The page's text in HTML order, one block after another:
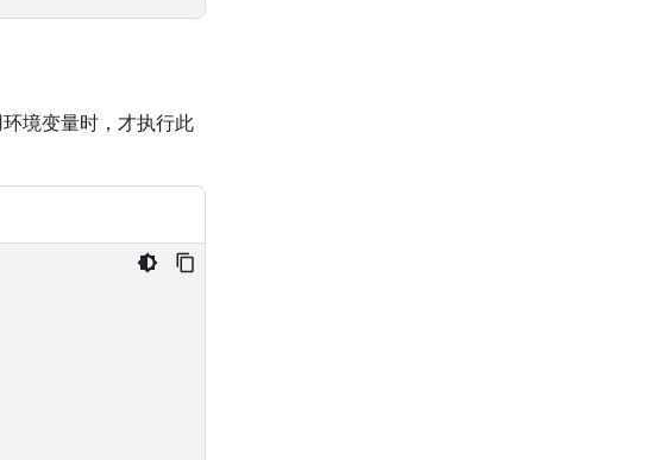
境变量时，才执行此